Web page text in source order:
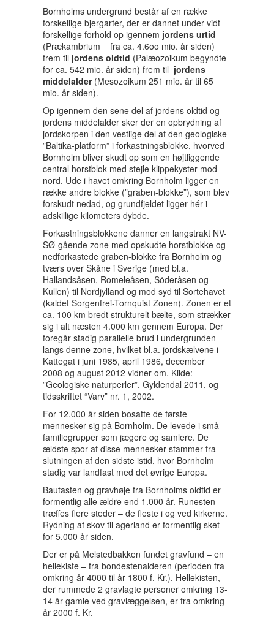
Bornholms undergrund består af en række
forskellige bjergarter, der er dannet under vidt
forskellige forhold op igennem jordens urtid
(Prækambrium = fra ca. 4.6oo mio. år siden)
frem til jordens oldtid (Palæozoikum begyndte
for ca. 542 mio. år siden) frem til jordens
middelalder(Mesozoikum 251 mio. år til 65
mio. år siden).
Op igennem den sene del af jordens oldtid og
jordens middelalder sker der en opbrydning af
jordskorpen i den vestlige del af den geologiske
”Baltika-platform” i forkastningsblokke, hvorved
Bornholm bliver skudt op som en højtliggende
central horstblok med stejle klippekyster mod
nord. Ude i havet omkring Bornholm ligger en
række andre blokke (”graben-blokke”), som blev
forskudt nedad, og grundfjeldet ligger hér i
adskillige kilometers dybde.
Forkastningsblokkene danner en langstrakt NV-
SØ-gående zone med opskudte horstblokke og
nedforkastede graben-blokke fra Bornholm og
tværs over Skåne i Sverige (med bl.a.
Hallandsåsen, Romeleåsen, Söderåsen og
Kullen) til Nordjylland og mod syd til Sortehavet
(kaldet Sorgenfrei-Tornquist Zonen). Zonen er et
ca. 100 km bredt strukturelt bælte, som strækker
sig i alt næsten 4.000 km gennem Europa. Der
foregår stadig parallelle brud i undergrunden
langs denne zone, hvilket bl.a. jordskælvene i
Kattegat i juni 1985, april 1986, december
2008 og august 2012 vidner om. Kilde:
”Geologiske naturperler”, Gyldendal 2011, og
tidsskriftet “Varv” nr. 1, 2002.
For 12.000 år siden bosatte de første
mennesker sig på Bornholm. De levede i små
familiegrupper som jægere og samlere. De
ældste spor af disse mennesker stammer fra
slutningen af den sidste istid, hvor Bornholm
stadig var landfast med det øvrige Europa.
Bautasten og gravhøje fra Bornholms oldtid er
formentlig alle ældre end 1.000 år. Runesten
træffes flere steder – de fleste i og ved kirkerne.
Rydning af skov til agerland er formentlig sket
for 5.000 år siden.
Der er på Melstedbakken fundet gravfund – en
hellekiste – fra bondestenalderen (perioden fra
omkring år 4000 til år 1800 f. Kr.). Hellekisten,
der rummede 2 gravlagte personer omkring 13-
14 år gamle ved gravlæggelsen, er fra omkring
år 2000 f. Kr.